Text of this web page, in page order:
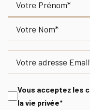
Consent
Vous acceptez les
la vie privée*